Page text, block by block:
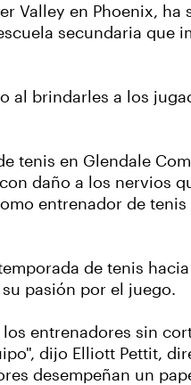
Valley en Phoenix, ha
secundaria que
al brindarles a los
tenis en Glendale
daño a los nervios
entrenador de
de tenis
pasión por el juego.
entrenadores sin
dijo Elliott Pettit,
desempeñan un